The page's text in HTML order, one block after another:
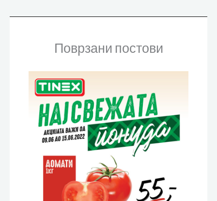
Поврзани постови